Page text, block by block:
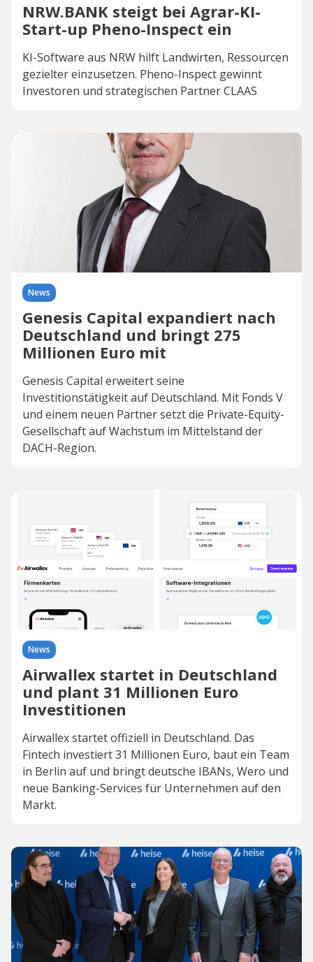
NRW.BANK steigt bei Agrar-KI-
Start-up Pheno-Inspect ein
KI-Software aus NRW hilft Landwirten, Ressourcen
gezielter einzusetzen. Pheno-Inspect gewinnt
Investoren und strategischen Partner CLAAS
News
Genesis Capital expandiert nach
Deutschland und bringt 275
Millionen Euro mit
Genesis Capital erweitert seine
Investitionstätigkeit auf Deutschland. Mit Fonds V
und einem neuen Partner setzt die Private-Equity-
Gesellschaft auf Wachstum im Mittelstand der
DACH-Region.
News
Airwallex startet in Deutschland
und plant 31 Millionen Euro
Investitionen
Airwallex startet offiziell in Deutschland. Das
Fintech investiert 31 Millionen Euro, baut ein Team
in Berlin auf und bringt deutsche IBANs, Wero und
neue Banking-Services für Unternehmen auf den
Markt.